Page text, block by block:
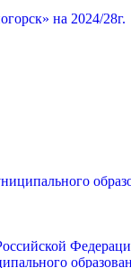
на 2024/28г.